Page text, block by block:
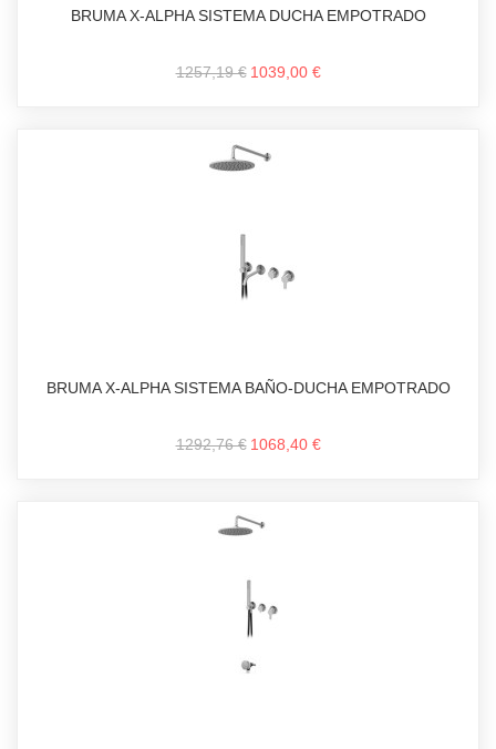
BRUMA X-ALPHA SISTEMA DUCHA EMPOTRADO
1257,19 € 1039,00 €
BRUMA X-ALPHA SISTEMA BAÑO-DUCHA EMPOTRADO
1292,76 € 1068,40 €